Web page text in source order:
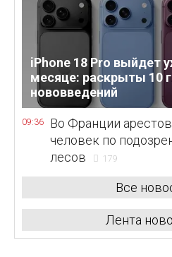
iPhone 18 Pro выйдет
месяце: раскрыты 10
нововведений
09:36
Во Франции
человек по
лесов
179
Все
Лента